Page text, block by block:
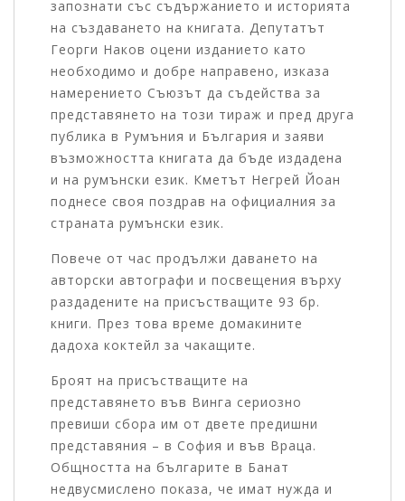
запознати със съдържанието и историята
на създаването на книгата. Депутатът
Георги Наков оцени изданието като
необходимо и добре направено, изказа
намерението Съюзът да съдейства за
представянето на този тираж и пред друга
публика в Румъния и България и заяви
възможността книгата да бъде издадена
и на румънски език. Кметът Негрей Йоан
поднесе своя поздрав на официалния за
страната румънски език.
Повече от час продължи даването на
авторски автографи и посвещения върху
раздадените на присъстващите 93 бр.
книги. През това време домакините
дадоха коктейл за чакащите.
Броят на присъстващите на
представянето във Винга сериозно
превиши сбора им от двете предишни
представяния – в София и във Враца.
Общността на българите в Банат
недвусмислено показа, че имат нужда и